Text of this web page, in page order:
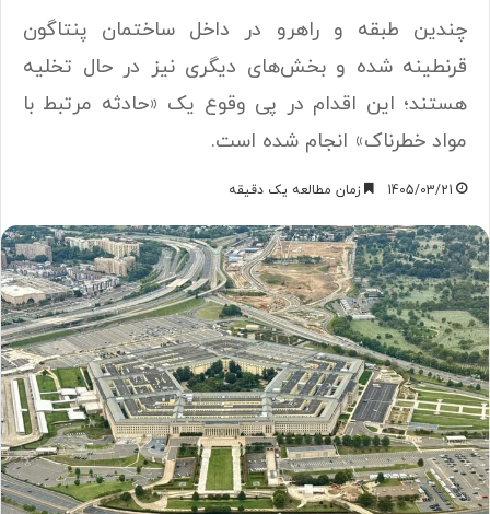
چندین طبقه و راهرو در داخل ساختمان پنتاگون
قرنطینه شده و بخش‌های دیگری نیز در حال تخلیه
هستند؛ این اقدام در پی وقوع یک «حادثه مرتبط با
مواد خطرناک» انجام شده است.
1405/03/21 زمان مطالعه یک دقیقه